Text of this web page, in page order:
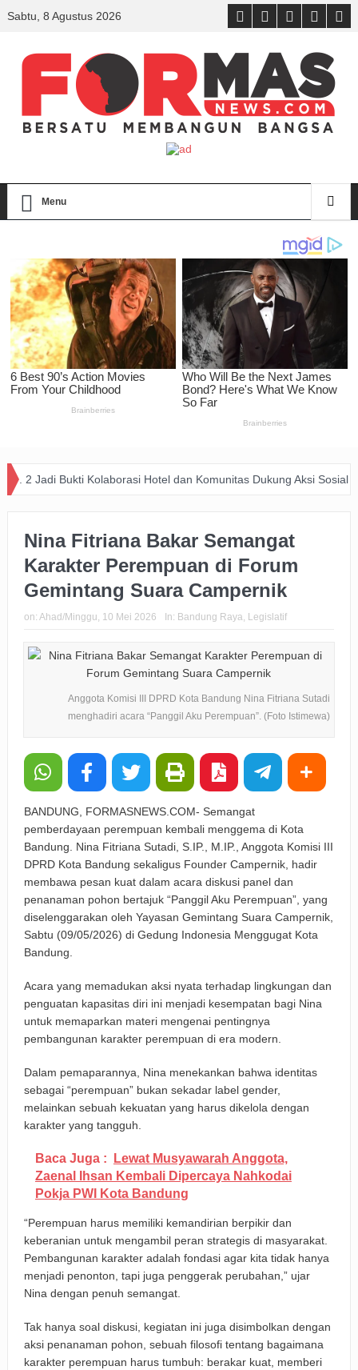
Sabtu, 8 Agustus 2026
Menu
Kolaborasi Hotel dan Komunitas Dukung Aksi Sosial di Bandung
Nina Fitriana Bakar Semangat
Karakter Perempuan di Forum
Gemintang Suara Campernik
on: Ahad/Minggu, 10 Mei 2026 In: Bandung Raya, Legislatif
Anggota Komisi III DPRD Kota Bandung Nina Fitriana Sutadi
menghadiri acara “Panggil Aku Perempuan”. (Foto Istimewa)
BANDUNG, FORMASNEWS.COM- Semangat
pemberdayaan perempuan kembali menggema di Kota
Bandung. Nina Fitriana Sutadi, S.IP., M.IP., Anggota Komisi III
DPRD Kota Bandung sekaligus Founder Campernik, hadir
membawa pesan kuat dalam acara diskusi panel dan
penanaman pohon bertajuk “Panggil Aku Perempuan”, yang
diselenggarakan oleh Yayasan Gemintang Suara Campernik,
Sabtu (09/05/2026) di Gedung Indonesia Menggugat Kota
Bandung.
Acara yang memadukan aksi nyata terhadap lingkungan dan
penguatan kapasitas diri ini menjadi kesempatan bagi Nina
untuk memaparkan materi mengenai pentingnya
pembangunan karakter perempuan di era modern.
Dalam pemaparannya, Nina menekankan bahwa identitas
sebagai “perempuan” bukan sekadar label gender,
melainkan sebuah kekuatan yang harus dikelola dengan
karakter yang tangguh.
Baca Juga :
Lewat Musyawarah Anggota,
Zaenal Ihsan Kembali Dipercaya Nahkodai
Pokja PWI Kota Bandung
“Perempuan harus memiliki kemandirian berpikir dan
keberanian untuk mengambil peran strategis di masyarakat.
Pembangunan karakter adalah fondasi agar kita tidak hanya
menjadi penonton, tapi juga penggerak perubahan,” ujar
Nina dengan penuh semangat.
Tak hanya soal diskusi, kegiatan ini juga disimbolkan dengan
aksi penanaman pohon, sebuah filosofi tentang bagaimana
karakter perempuan harus tumbuh: berakar kuat, memberi